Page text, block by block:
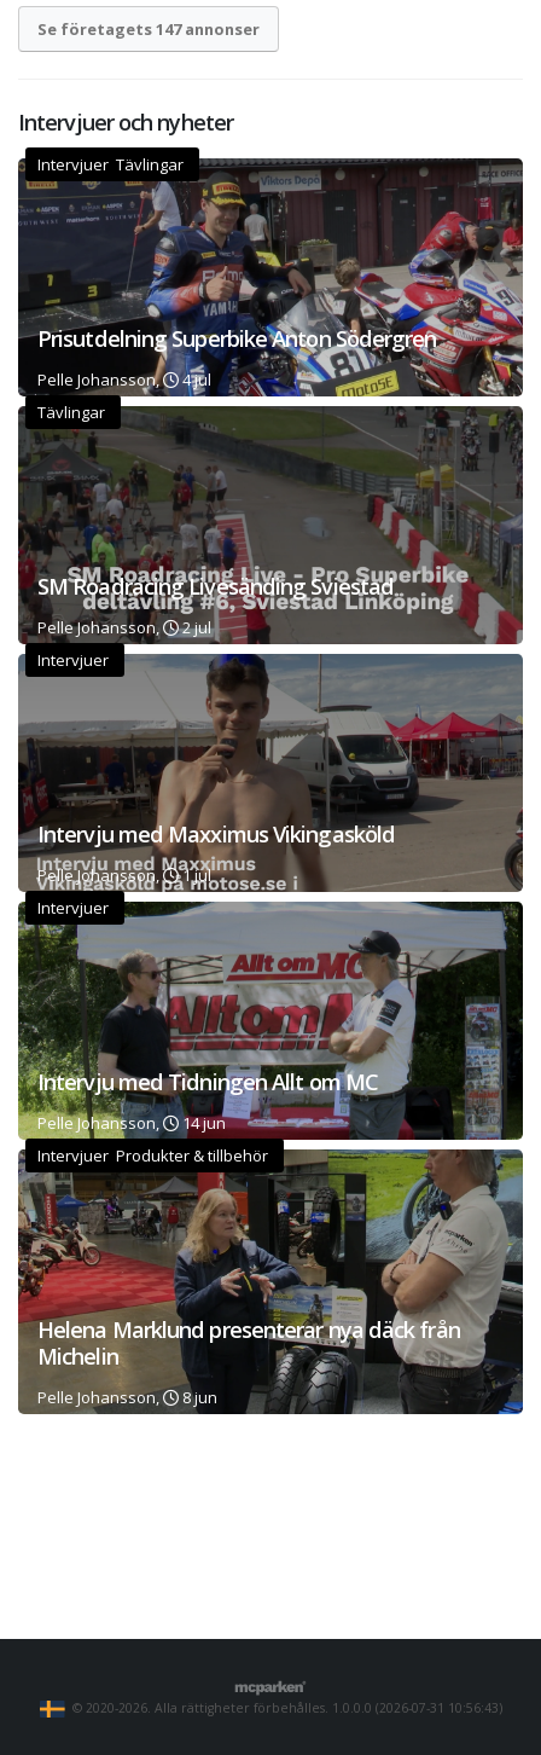
Se företagets 147 annonser
Intervjuer och nyheter
Intervjuer Tävlingar
Prisutdelning Superbike Anton Södergren
Pelle Johansson,
4 jul
Tävlingar
SM Roadracing Livesänding Sviestad
Pelle Johansson,
2 jul
Intervjuer
Intervju med Maxximus Vikingasköld
Pelle Johansson,
1 jul
Intervjuer
Intervju med Tidningen Allt om MC
Pelle Johansson,
14 jun
Intervjuer Produkter & tillbehör
Helena Marklund presenterar nya däck från
Michelin
Pelle Johansson, 8 jun
© 2020-2026. Alla rättigheter förbehålles. 1.0.0.0 (2026-07-31 10:56:43)